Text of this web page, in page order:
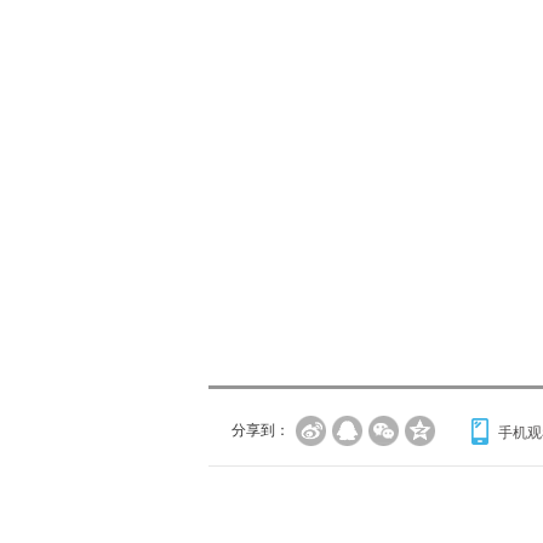
分享到： 手机